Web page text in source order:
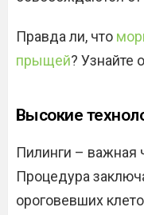
Правда ли, что
прыщей? Узнайте
Высокие
Пилинги – важная
Процедура
ороговевших